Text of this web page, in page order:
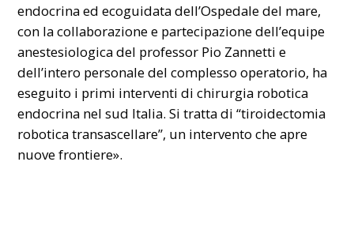
endocrina ed ecoguidata dell’Ospedale del mare,
con la collaborazione e partecipazione dell’equipe
anestesiologica del professor Pio Zannetti e
dell’intero personale del complesso operatorio, ha
eseguito i primi interventi di chirurgia robotica
endocrina nel sud Italia. Si tratta di “tiroidectomia
robotica transascellare”, un intervento che apre
nuove frontiere».